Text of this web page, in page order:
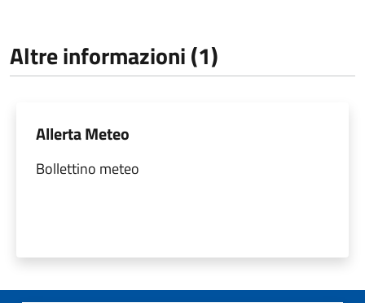
Altre informazioni (1)
Allerta Meteo
Bollettino meteo